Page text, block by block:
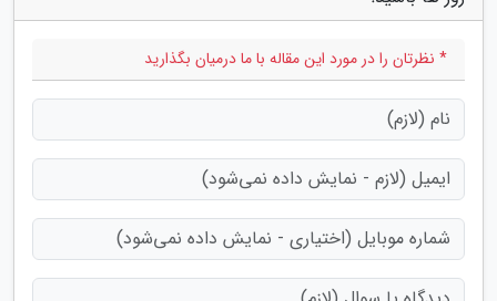
* نظرتان را در مورد این مقاله با ما درمیان بگذارید